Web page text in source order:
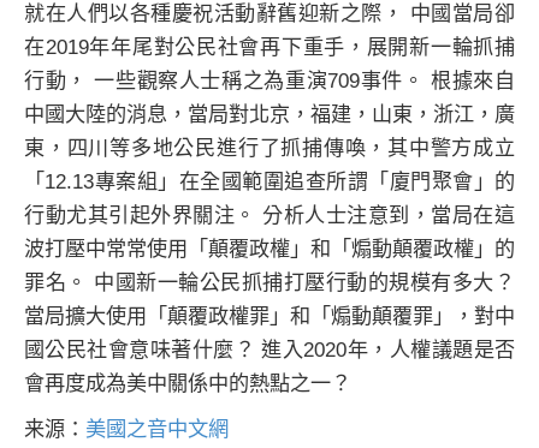
就在人們以各種慶祝活動辭舊迎新之際， 中國當局卻
在2019年年尾對公民社會再下重手，展開新一輪抓捕
行動， 一些觀察人士稱之為重演709事件。 根據來自
中國大陸的消息，當局對北京，福建，山東，浙江，廣
東，四川等多地公民進行了抓捕傳喚，其中警方成立
「12.13專案組」在全國範圍追查所謂「廈門聚會」的
行動尤其引起外界關注。 分析人士注意到，當局在這
波打壓中常常使用「顛覆政權」和「煽動顛覆政權」的
罪名。 中國新一輪公民抓捕打壓行動的規模有多大？
當局擴大使用「顛覆政權罪」和「煽動顛覆罪」，對中
國公民社會意味著什麼？ 進入2020年，人權議題是否
會再度成為美中關係中的熱點之一？
来源： 美國之音中文網